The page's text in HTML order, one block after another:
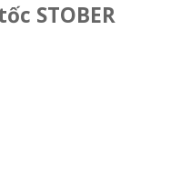
STOBER